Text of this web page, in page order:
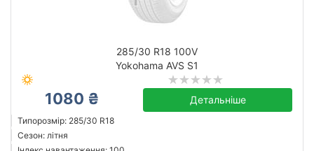
285/30 R18 100V
Yokohama AVS S1
1080 ₴ Детальніше
Типорозмір: 285/30 R18
Сезон: літня